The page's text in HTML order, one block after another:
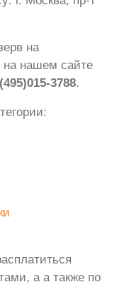
на
нашем сайте
3788.
а а также по